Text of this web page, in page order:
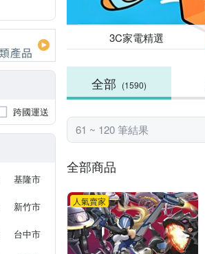
跨國運送
基隆市
新竹市
台中市
3C家電精選
全部 (1590)
61 ~ 120 筆結果
全部商品
人氣賣家